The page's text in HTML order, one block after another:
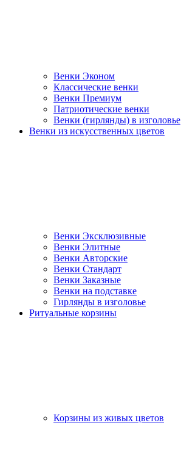
Венки Эконом
Классические венки
Венки Премиум
Патриотические венки
Венки (гирлянды) в изголовье
Венки из искусственных цветов
Венки Эксклюзивные
Венки Элитные
Венки Авторские
Венки Стандарт
Венки Заказные
Венки на подставке
Гирлянды в изголовье
Ритуальные корзины
Корзины из живых цветов